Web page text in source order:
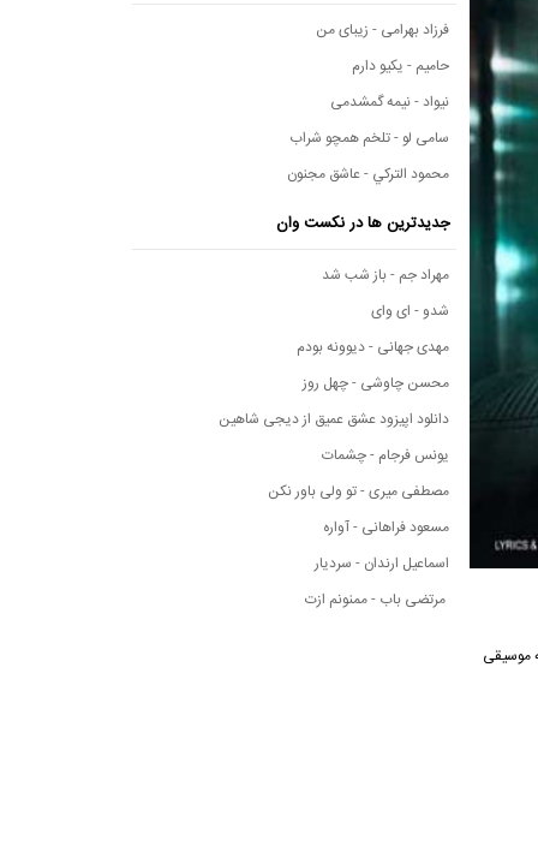
موسیقی
فرزاد بهرامی - زیبای من
حامیم - یکیو دارم
نیواد - نیمه گمشدمی
سامی لو - تلخم همچو شراب
محمود التركي - عاشق مجنون
جدیدترین ها در نکست وان
مهراد جم - باز شب شد
شدو - ای وای
مهدی جهانی - دیوونه بودم
محسن چاوشی - چهل روز
دانلود اپیزود عشق عمیق از دیجی شاهین
یونس فرجام - چشمات
مصطفی میری - تو ولی باور نکن
مسعود فراهانی - آواره
اسماعیل ارندان - سردیار
مرتضی باب - ممنونم ازت